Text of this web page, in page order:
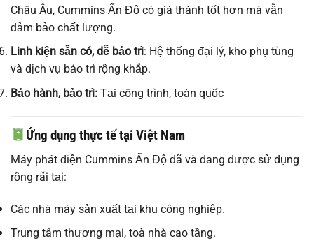
Châu Âu, Cummins Ấn Độ có giá thành tốt hơn mà vẫn
đảm bảo chất lượng.
Linh kiện sẵn có, dễ bảo trì: Hệ thống đại lý, kho phụ tùng
và dịch vụ bảo trì rộng khắp.
Bảo hành, bảo trì: Tại công trình, toàn quốc
Ứng dụng thực tế tại Việt Nam
Máy phát điện Cummins Ấn Độ đã và đang được sử dụng
rộng rãi tại:
Các nhà máy sản xuất tại khu công nghiệp.
Trung tâm thương mại, toà nhà cao tầng.